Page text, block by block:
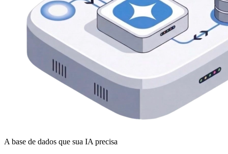
A base de dados que sua IA precisa